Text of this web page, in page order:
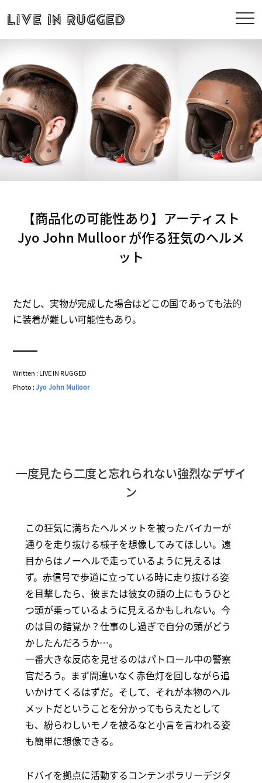
【商品化の可能性あり】アーティスト
Jyo John Mulloor が作る狂気のヘルメ
ット
ただし、実物が完成した場合はどこの国であっても法的
に装着が難しい可能性もあり。
Written : LIVE IN RUGGED
Photo :Jyo John Mulloor
一度見たら二度と忘れられない強烈なデザイ
ン
この狂気に満ちたヘルメットを被ったバイカーが
通りを走り抜ける様子を想像してみてほしい。遠
目からはノーヘルで走っているように見えるは
ず。赤信号で歩道に立っている時に走り抜ける姿
を目撃したら、彼または彼女の頭の上にもうひと
つ頭が乗っているように見えるかもしれない。今
のは目の錯覚か？仕事のし過ぎで自分の頭がどう
かしたんだろうか…。
一番大きな反応を見せるのはパトロール中の警察
官だろう。まず間違いなく赤色灯を回しながら追
いかけてくるはずだ。そして、それが本物のヘル
メットだということを分かってもらえたとして
も、紛らわしいモノを被るなと小言を言われる姿
も簡単に想像できる。
ドバイを拠点に活動するコンテンポラリーデジタ